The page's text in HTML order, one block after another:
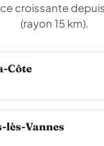
croissante
(rayon 15 km).
Côte
lès-Vannes